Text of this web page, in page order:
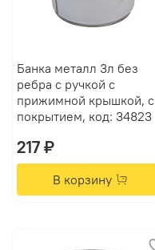
Банка металл 3л без
ребра с ручкой с
прижимной крышкой, с
покрытием, код: 34823
217 ₽
В корзину